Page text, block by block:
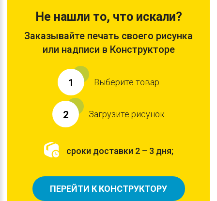
Не нашли то, что искали?
Заказывайте печать своего рисунка
или надписи в Конструкторе
1 Выберите товар
2 Загрузите рисунок
сроки доставки 2 – 3 дня;
ПЕРЕЙТИ К КОНСТРУКТОРУ